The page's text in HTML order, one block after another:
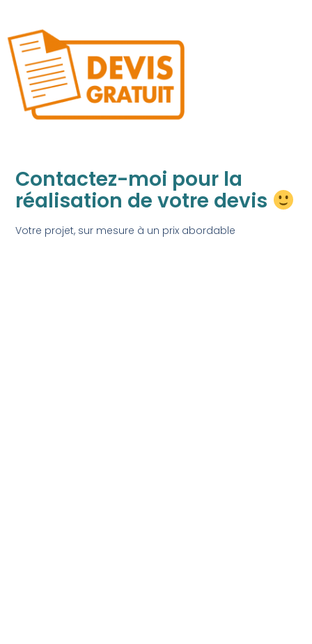
Contactez-moi pour la
réalisation de votre devis
Votre projet, sur mesure à un prix abordable